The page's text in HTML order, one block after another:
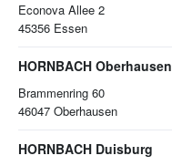
Econova Allee 2
45356 Essen
HORNBACH Oberhausen
Brammenring 60
46047 Oberhausen
HORNBACH Duisburg